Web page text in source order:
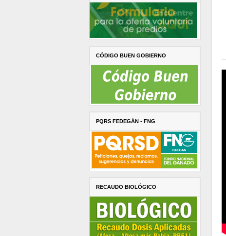
CÓDIGO BUEN GOBIERNO
PQRS FEDEGÁN - FNG
RECAUDO BIOLÓGICO